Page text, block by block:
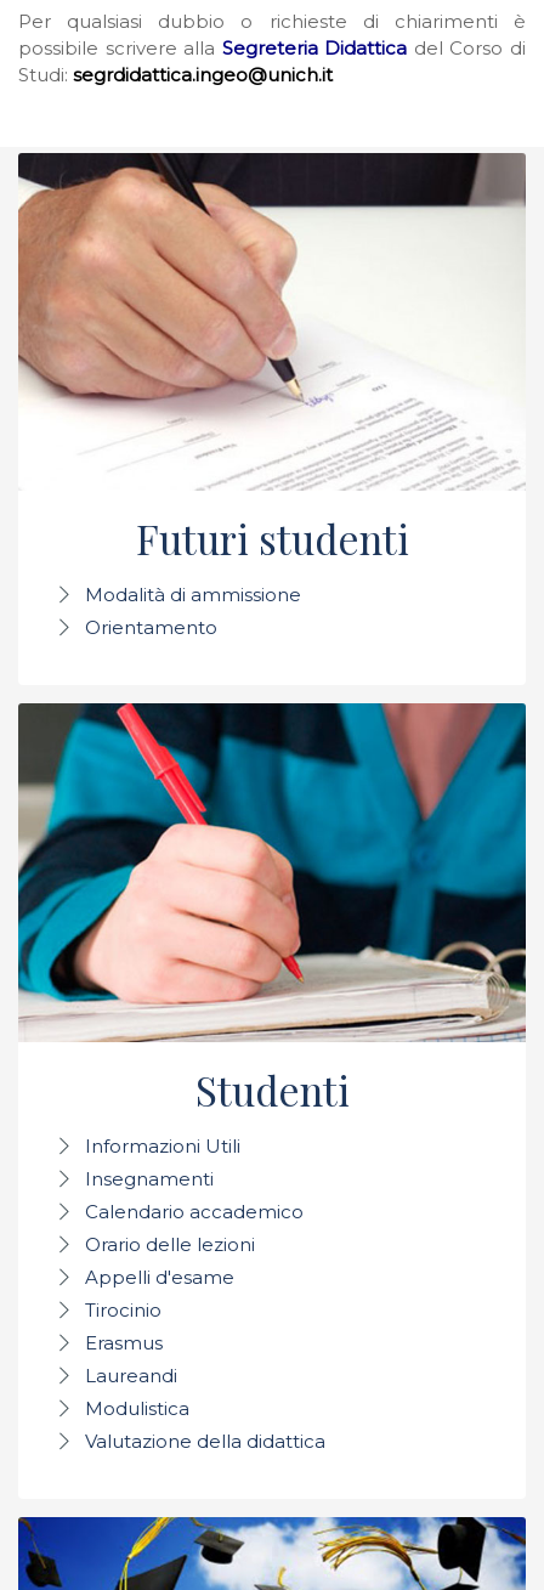
Per qualsiasi dubbio o richieste di chiarimenti è
possibile scrivere alla Segreteria Didattica del Corso di
Studi: segrdidattica.ingeo@unich.it
Futuri studenti
Modalità di ammissione
Orientamento
Studenti
Informazioni Utili
Insegnamenti
Calendario accademico
Orario delle lezioni
Appelli d'esame
Tirocinio
Erasmus
Laureandi
Modulistica
Valutazione della didattica